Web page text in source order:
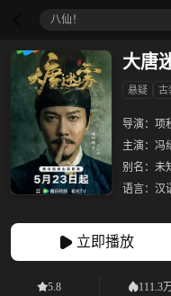
八仙！
大唐
悬疑 古
导演： 项
主演： 冯
别名： 未
语言： 汉
立即播放
5.8 111.3